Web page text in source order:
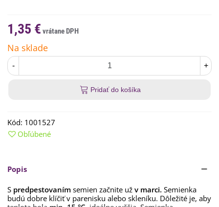
1,35 €
Na sklade
- +
Pridať do košíka
Kód: 1001527
Obľúbené
Popis
S predpestovaním semien začnite už v marci. Semienka
budú dobre klíčiť v parenisku alebo skleníku. Dôležité je, aby